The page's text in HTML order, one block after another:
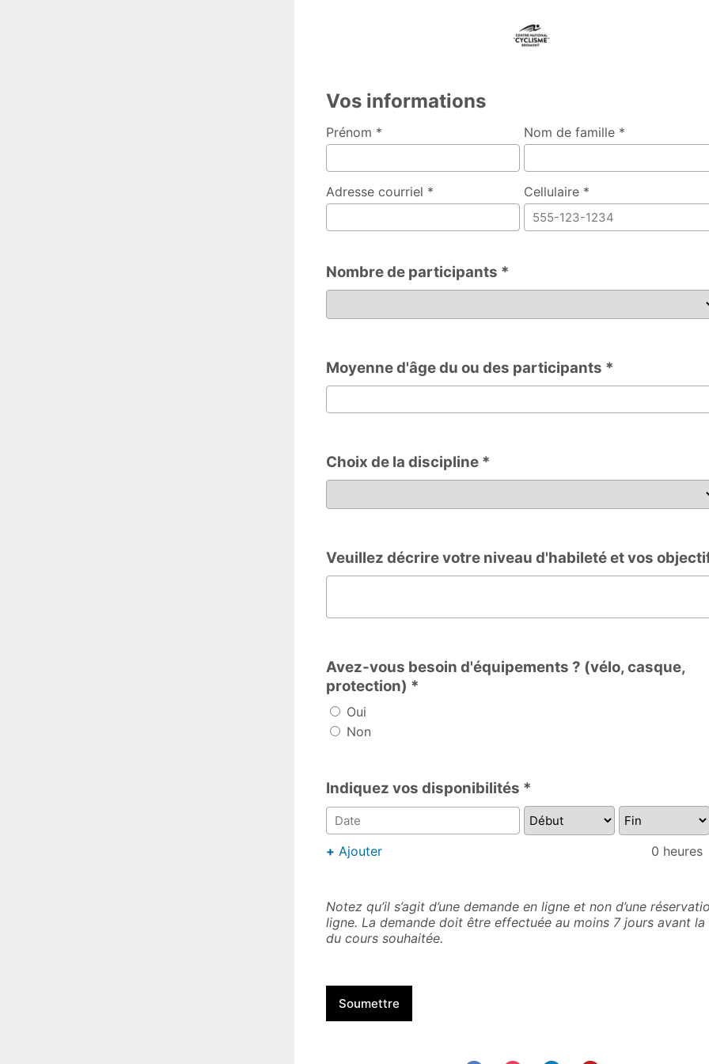
Vos informations
Prénom * Nom de famille *
Adresse courriel * Cellulaire *
Nombre de participants *
Nombre de participants
Moyenne d'âge du ou des participants *
Choix de la discipline *
Choix de la discipline
Veuillez décrire votre niveau d'habileté et vos
Veuillez décrire votre niveau d'habileté et vos objectifs
Avez-vous besoin d'équipements ? (vélo, casque,
protection) *
Oui
Non
Indiquez vos disponibilités *
+ Ajouter 0 heures
Notez qu’il s’agit d’une demande en ligne et non d’une
ligne. La demande doit être effectuée au moins 7 jours avant la
du cours souhaitée.
Soumettre